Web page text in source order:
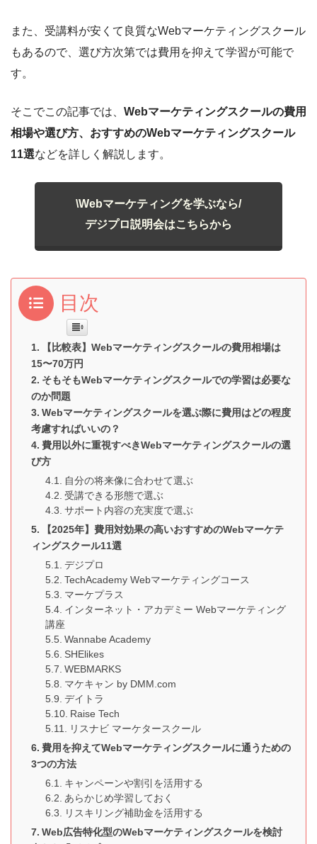
また、受講料が安くて良質なWebマーケティングスクール
もあるので、選び方次第では費用を抑えて学習が可能で
す。
そこでこの記事では、 Webマーケティングスクールの費用
相場や選び方、おすすめのWebマーケティングスクール
11選などを詳しく解説します。
\Webマーケティングを学ぶなら/
デジプロ説明会はこちらから
目次
【比較表】Webマーケティングスクールの費用相場は
15〜70万円
そもそもWebマーケティングスクールでの学習は必要な
のか問題
Webマーケティングスクールを選ぶ際に費用はどの程度
考慮すればいいの？
費用以外に重視すべきWebマーケティングスクールの選
び方
自分の将来像に合わせて選ぶ
受講できる形態で選ぶ
サポート内容の充実度で選ぶ
【2025年】費用対効果の高いおすすめのWebマーケテ
ィングスクール11選
デジプロ
TechAcademy Webマーケティングコース
マーケプラス
インターネット・アカデミー Webマーケティング
講座
Wannabe Academy
SHElikes
WEBMARKS
マケキャン by DMM.com
デイトラ
Raise Tech
リスナビ マーケタースクール
費用を抑えてWebマーケティングスクールに通うための
3つの方法
キャンペーンや割引を活用する
あらかじめ学習しておく
リスキリング補助金を活用する
Web広告特化型のWebマーケティングスクールを検討